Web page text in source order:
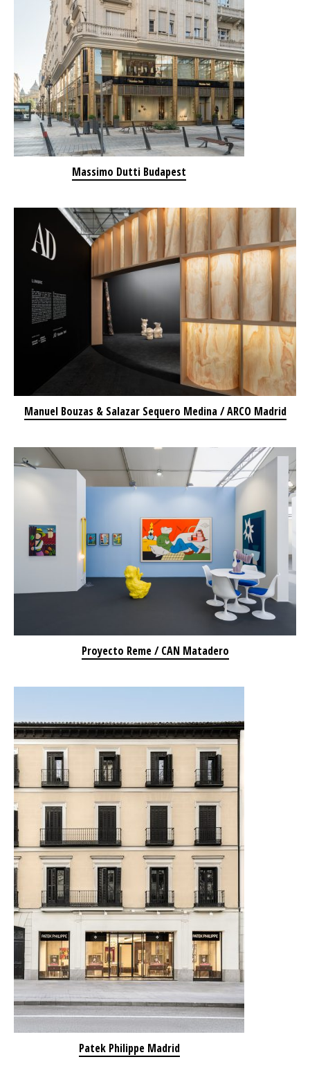
Massimo Dutti Budapest
Manuel Bouzas & Salazar Sequero Medina / ARCO Madrid
Proyecto Reme / CAN Matadero
Patek Philippe Madrid